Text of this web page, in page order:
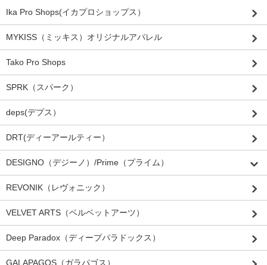
Ika Pro Shops(イカプロショップス）
MYKISS（ミッキス）オリジナルアパレル
Tako Pro Shops
SPRK（スパーク）
deps(デプス）
DRT(ディーアールティー）
DESIGNO（デジーノ）/Prime（プライム）
REVONIK（レヴォニック）
VELVET ARTS（ベルベットアーツ）
Deep Paradox（ディープパラドックス）
GALAPAGOS（ガラパゴス）